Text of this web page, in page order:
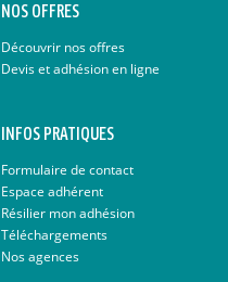
NOS OFFRES
Découvrir nos offres
Devis et adhésion en ligne
INFOS PRATIQUES
Formulaire de contact
Espace adhérent
Résilier mon adhésion
Téléchargements
Nos agences